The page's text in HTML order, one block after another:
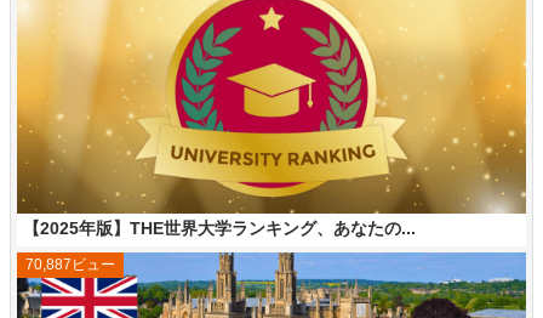
【2025年版】THE世界大学ランキング、あなたの...
70,887ビュー